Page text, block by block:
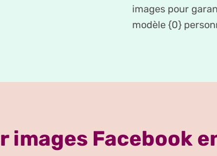
images pour
modèle {0}
images Facebook